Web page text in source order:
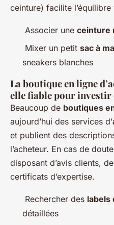
ceinture) facilite l’équilibre
Associer une ceinture
Mixer un petit sac à
sneakers blanches
La boutique en ligne
elle fiable pour investir
Beaucoup de boutiques
aujourd’hui des services d’
et publient des
l’acheteur. En cas de
disposant d’avis clients,
certificats d’expertise.
Rechercher des labels
détaillées